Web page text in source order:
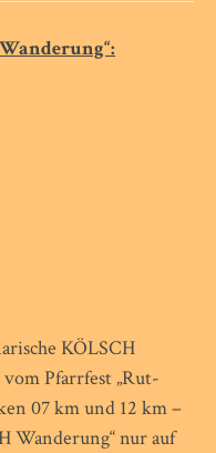
KÖLSCH
Pfarrfest „Rut-
07 km und 12 km –
Wanderung“ nur auf